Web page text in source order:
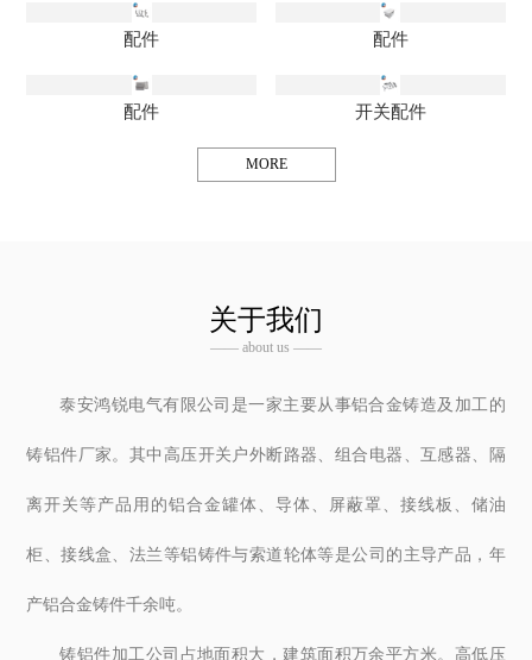
配件 配件
配件 开关配件
MORE
关于我们
—— about us ——
泰安鸿锐电气有限公司是一家主要从事铝合金铸造及加工的
铸铝件厂家。其中高压开关户外断路器、组合电器、互感器、隔
离开关等产品用的铝合金罐体、导体、屏蔽罩、接线板、储油
柜、接线盒、法兰等铝铸件与索道轮体等是公司的主导产品，年
产铝合金铸件千余吨。
铸铝件加工公司占地面积大，建筑面积万余平方米。高低压